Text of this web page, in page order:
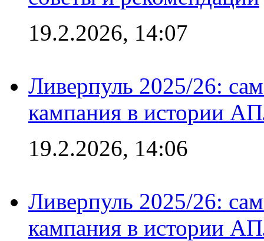
19.2.2026, 14:07
Ливерпуль 2025/26:
кампания в истории
19.2.2026, 14:06
Ливерпуль 2025/26:
кампания в истории